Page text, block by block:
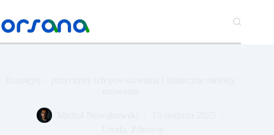
treści